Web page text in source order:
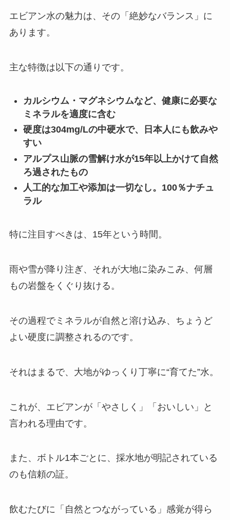
エビアン水の魅力は、その「絶妙なバランス」に
あります。
主な特徴は以下の通りです。
カルシウム・マグネシウムなど、健康に必要な
ミネラルを適度に含む
硬度は304mg/Lの中硬水で、日本人にも飲みや
すい
アルプス山脈の雪解け水が15年以上かけて自然
ろ過されたもの
人工的な加工や添加は一切なし。100％ナチュ
ラル
特に注目すべきは、15年という時間。
雨や雪が降り注ぎ、それが大地に染みこみ、何層
もの岩盤をくぐり抜ける。
その過程でミネラルが自然と溶け込み、ちょうど
よい硬度に調整されるのです。
それはまるで、大地がゆっくり丁寧に“育てた”水。
これが、エビアンが「やさしく」「おいしい」と
言われる理由です。
また、ボトル1本ごとに、採水地が明記されている
のも信頼の証。
飲むたびに「自然とつながっている」感覚が得ら